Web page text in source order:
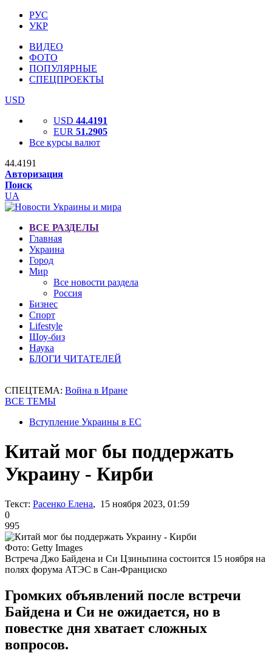
РУС
УКР
ВИДЕО
ФОТО
ПОПУЛЯРНЫЕ
СПЕЦПРОЕКТЫ
USD
USD 44.4191
EUR 51.2905
Все курсы валют
44.4191
Авторизация
Поиск
UA
ВСЕ РАЗДЕЛЫ
Главная
Украина
Город
Мир
Все новости раздела
Россия
Бизнес
Спорт
Lifestyle
Шоу-биз
Наука
БЛОГИ ЧИТАТЕЛЕЙ
СПЕЦТЕМА: Война в Иране
ВСЕ ТЕМЫ
Вступление Украины в ЕС
Китай мог бы поддержать
Украину - Кирби
Текст: Расенко Елена, 15 ноября 2023, 01:59
0
995
Фото: Getty Images
Встреча Джо Байдена и Си Цзиньпина состоится 15 ноября на
полях форума АТЭС в Сан-Франциско
Громких объявлений после встречи
Байдена и Си не ожидается, но в
повестке дня хватает сложных
вопросов.